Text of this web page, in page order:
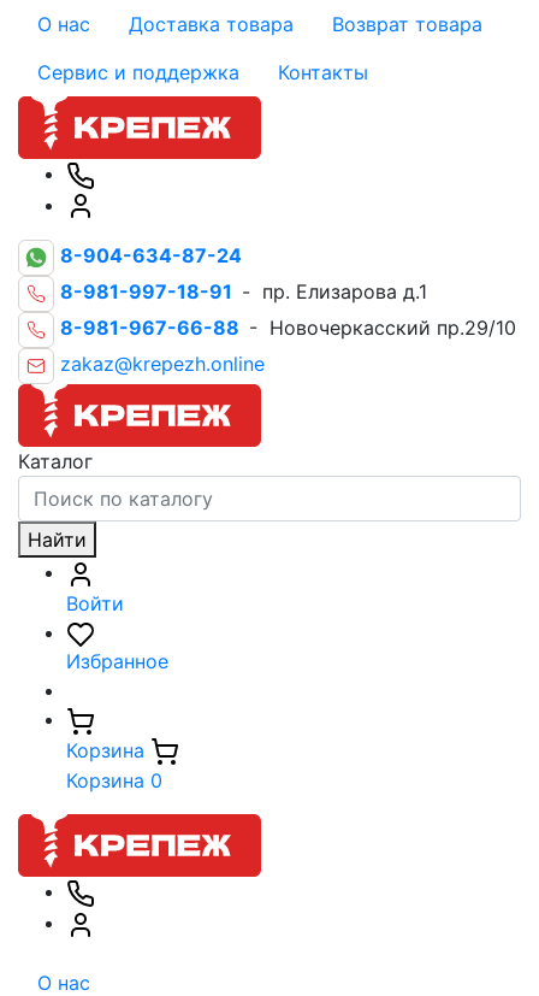
О нас Доставка товара
Возврат товара
Сервис и поддержка
Контакты
8-904-634-87-24
8-981-997-18-91 - пр. Елизарова д.1
8-981-967-66-88 - Новочеркасский пр.29/10
zakaz@krepezh.online
Каталог
Найти
Войти
Избранное
Корзина
Корзина 0
О нас